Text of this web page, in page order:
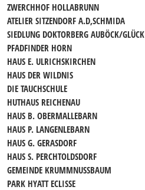
ZWERCHHOF HOLLABRUNN
ATELIER SITZENDORF A.D,SCHMIDA
SIEDLUNG DOKTORBERG AUBÖCK/GLÜCK
PFADFINDER HORN
HAUS E. ULRICHSKIRCHEN
HAUS DER WILDNIS
DIE TAUCHSCHULE
HUTHAUS REICHENAU
HAUS B. OBERMALLEBARN
HAUS P. LANGENLEBARN
HAUS G. GERASDORF
HAUS S. PERCHTOLDSDORF
GEMEINDE KRUMMNUSSBAUM
PARK HYATT ECLISSE